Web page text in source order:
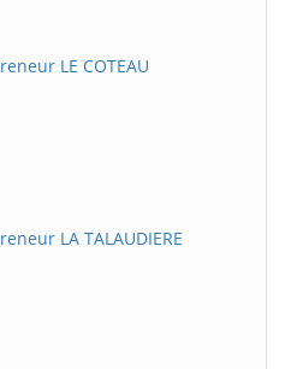
LE COTEAU
LA TALAUDIERE